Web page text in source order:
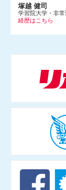
1983年、埼玉県
新聞社入社。文
015年にダンス
塚越 健司
学習院大学・非
経歴はこちら
ースで読み解く
等多数。マスメ
1年4月〜）もつ